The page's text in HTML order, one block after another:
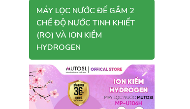
MÁY LỌC NƯỚC ĐỂ GẦM 2
CHẾ ĐỘ NƯỚC TINH KHIẾT
(RO) VÀ ION KIỀM
HYDROGEN